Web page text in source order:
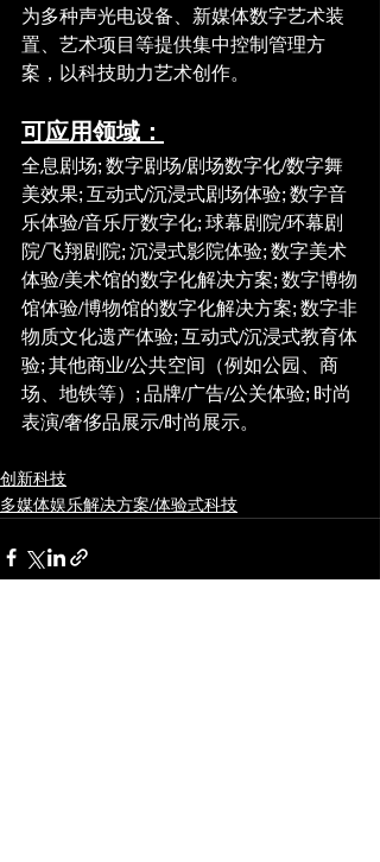
为多种声光电设备、新媒体数字艺术装
置、艺术项目等提供集中控制管理方
案，以科技助力艺术创作。
可应用领域：
全息剧场; 数字剧场/剧场数字化/数字舞
美效果; 互动式/沉浸式剧场体验; 数字音
乐体验/音乐厅数字化; 球幕剧院/环幕剧
院/飞翔剧院; 沉浸式影院体验; 数字美术
体验/美术馆的数字化解决方案; 数字博物
馆体验/博物馆的数字化解决方案; 数字非
物质文化遗产体验; 互动式/沉浸式教育体
验; 其他商业/公共空间（例如公园、商
场、地铁等）; 品牌/广告/公关体验; 时尚
表演/奢侈品展示/时尚展示。
创新科技
多媒体娱乐解决方案/体验式科技